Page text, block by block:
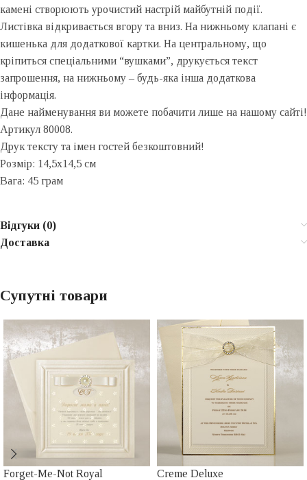
камені створюють урочистий настрій майбутній події.
Листівка відкривається вгору та вниз. На нижньому клапані є
кишенька для додаткової картки. На центральному, що
кріпиться спеціальними “вушками”, друкується текст
запрошення, на нижньому – будь-яка інша додаткова
інформація.
Дане найменування ви можете побачити лише на нашому сайті!
Артикул 80008.
Друк тексту та імен гостей безкоштовний!
Розмір: 14,5х14,5 см
Вага: 45 грам
Відгуки (0)
Доставка
Супутні товари
Forget-Me-Not Royal Creme Deluxe